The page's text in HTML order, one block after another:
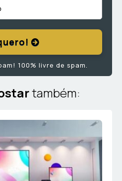
100% livre de spam.
também: